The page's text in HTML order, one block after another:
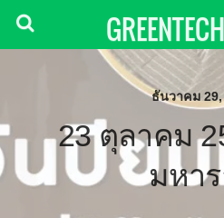
ธันวาคม 29,
23 ตุลาคม
มหา